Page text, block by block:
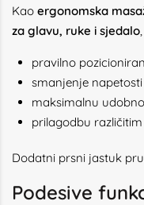
Kao ergonomska
za glavu, ruke i sjedalo
pravilno
smanjenje
maksimalnu
prilagodbu
Dodatni prsni jastuk
Podesive